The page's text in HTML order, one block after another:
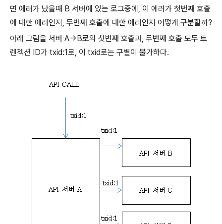
면 에러가 났을때 B 서버에 있는 로그중에, 이 에러가 첫번째 호출
에 대한 에러인지, 두번째 호출에 대한 에러인지 어떻게 구분할까?
아래 그림을 서버 A->B로의 첫번째 호출과, 두번째 호출 모두 트
렌젝션 ID가 txid:1로, 이 txid로는 구별이 불가하다.